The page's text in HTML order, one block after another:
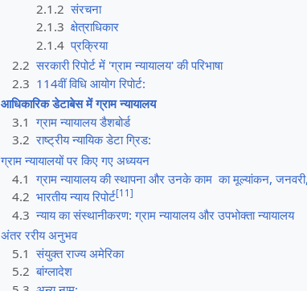
2.1.2 संरचना
2.1.3 क्षेत्राधिकार
2.1.4 प्रक्रिया
2.2 सरकारी रिपोर्ट में 'ग्राम न्यायालय' की परिभाषा
2.3 114वीं विधि आयोग रिपोर्ट:
आधिकारिक डेटाबेस में ग्राम न्यायालय
3.1 ग्राम न्यायालय डैशबोर्ड
3.2 राष्ट्रीय न्यायिक डेटा ग्रिड:
ग्राम न्यायालयों पर किए गए अध्ययन
4.1 ग्राम न्यायालय की स्थापना और उनके काम का मूल्यांकन,
4.2 भारतीय न्याय रिपोर्ट[11 ]
4.3 न्याय का संस्थानीकरण: ग्राम न्यायालय और उपभोक्ता न्यायालय
अंतर ररीय अनुभव
5.1 संयुक्त राज्य अमेरिका
5.2 बांग्लादेश